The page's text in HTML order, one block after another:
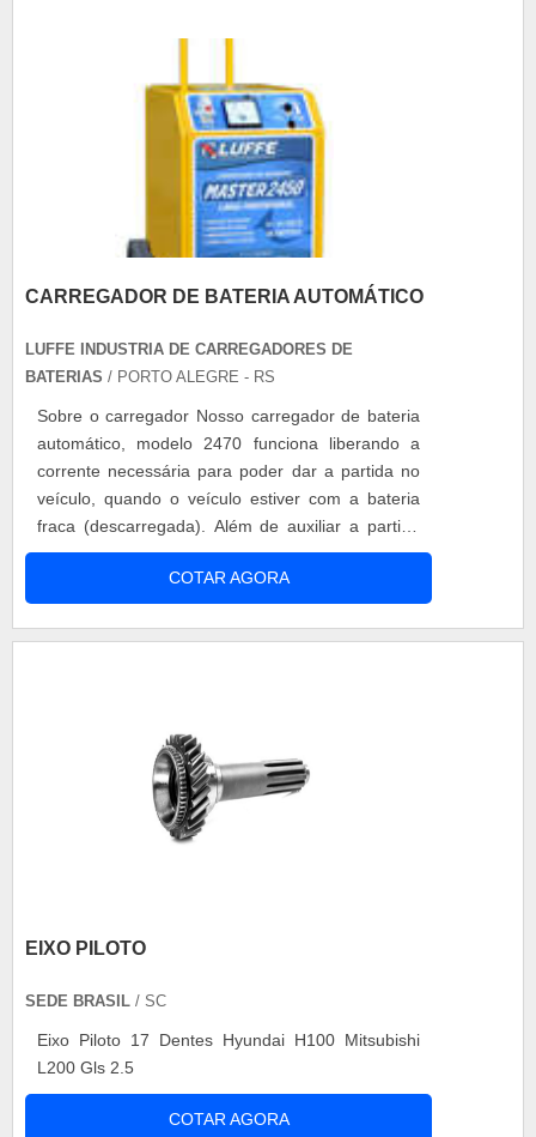
CARREGADOR DE BATERIA AUTOMÁTICO
LUFFE INDUSTRIA DE CARREGADORES DE
BATERIAS / PORTO ALEGRE - RS
Sobre o carregador Nosso carregador de bateria
automático, modelo 2470 funciona liberando a
corrente necessária para poder dar a partida no
veículo, quando o veículo estiver com a bateria
fraca (descarregada). Além de auxiliar a partida
em carros, o carregador de bateria, pode auxiliar
a partida em motos, caminhões, tratores,
empilhadeiras a combustão, Jet Sky e outras
COTAR AGORA
EIXO PILOTO
SEDE BRASIL / SC
Eixo Piloto 17 Dentes Hyundai H100 Mitsubishi
L200 Gls 2.5
COTAR AGORA